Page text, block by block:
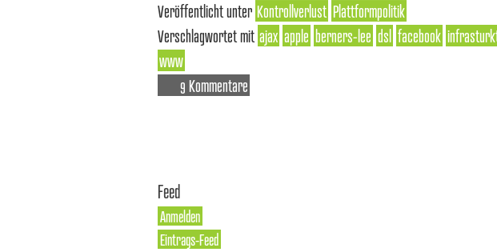
Veröffentlicht unter Kontrollverlust Plattformpolitik
Verschlagwortet mit ajax apple berners-lee dsl facebook
www
9 Kommentare
Feed
Anmelden
Eintrags-Feed